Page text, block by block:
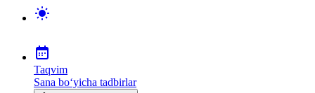
Taqvim
Sana bo‘yicha tadbirlar